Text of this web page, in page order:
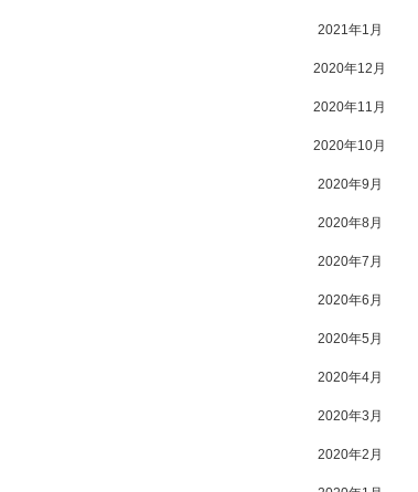
2021年1月
2020年12月
2020年11月
2020年10月
2020年9月
2020年8月
2020年7月
2020年6月
2020年5月
2020年4月
2020年3月
2020年2月